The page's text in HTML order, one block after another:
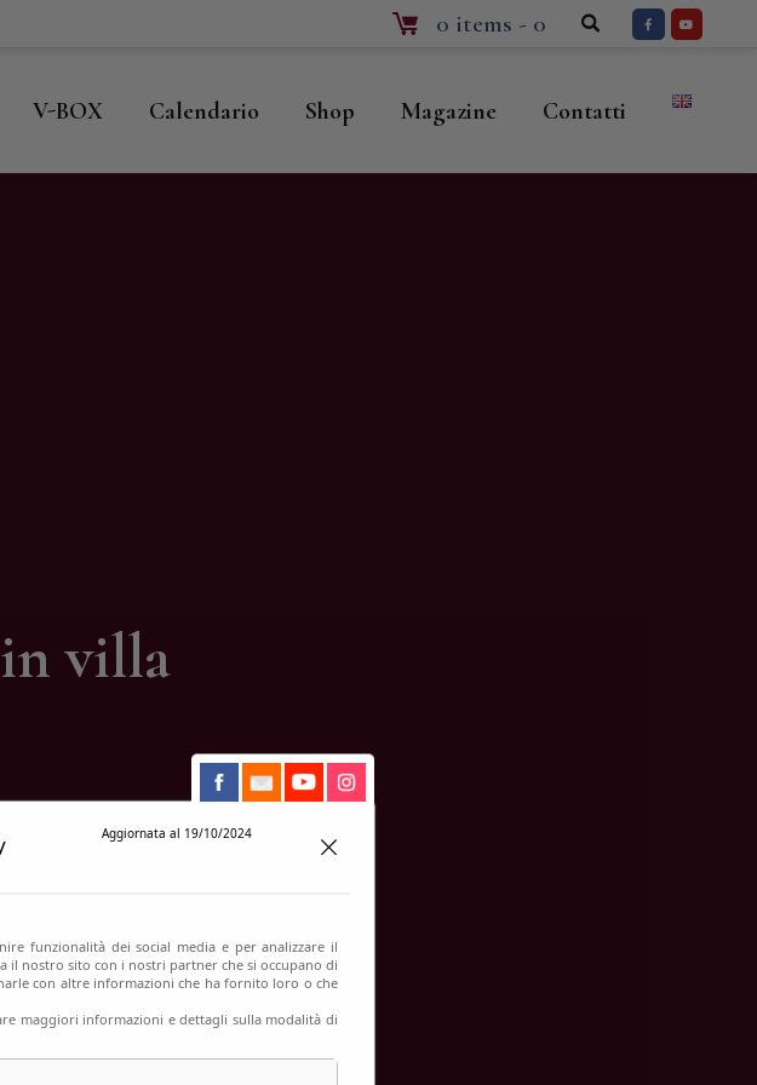
0 items - 0
V-BOX Calendario Shop Magazine Contatti
villa
Aggiornata al 19/10/2024
funzionalità dei social media e per analizzare il
nostro sito con i nostri partner che si occupano di
con altre informazioni che ha fornito loro o che
maggiori informazioni e dettagli sulla modalità di